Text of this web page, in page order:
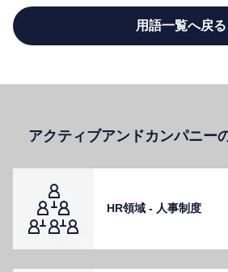
用語一覧へ戻る
アクティブアンドカンパニー
HR領域 - ⼈事制度